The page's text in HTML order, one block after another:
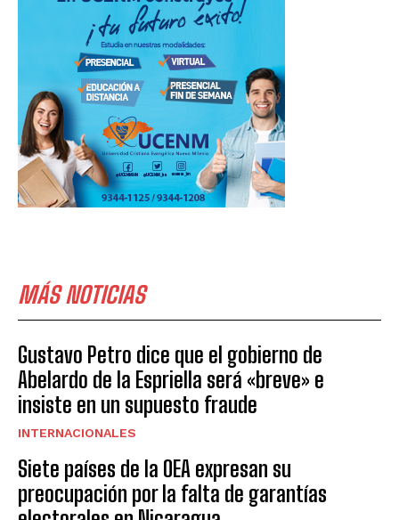
MÁS NOTICIAS
Gustavo Petro dice que el gobierno de
Abelardo de la Espriella será «breve» e
insiste en un supuesto fraude
INTERNACIONALES
Siete países de la OEA expresan su
preocupación por la falta de garantías